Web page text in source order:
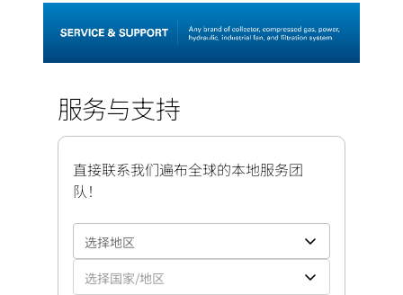
服务与支持
直接联系我们遍布全球的本地服务团
队！